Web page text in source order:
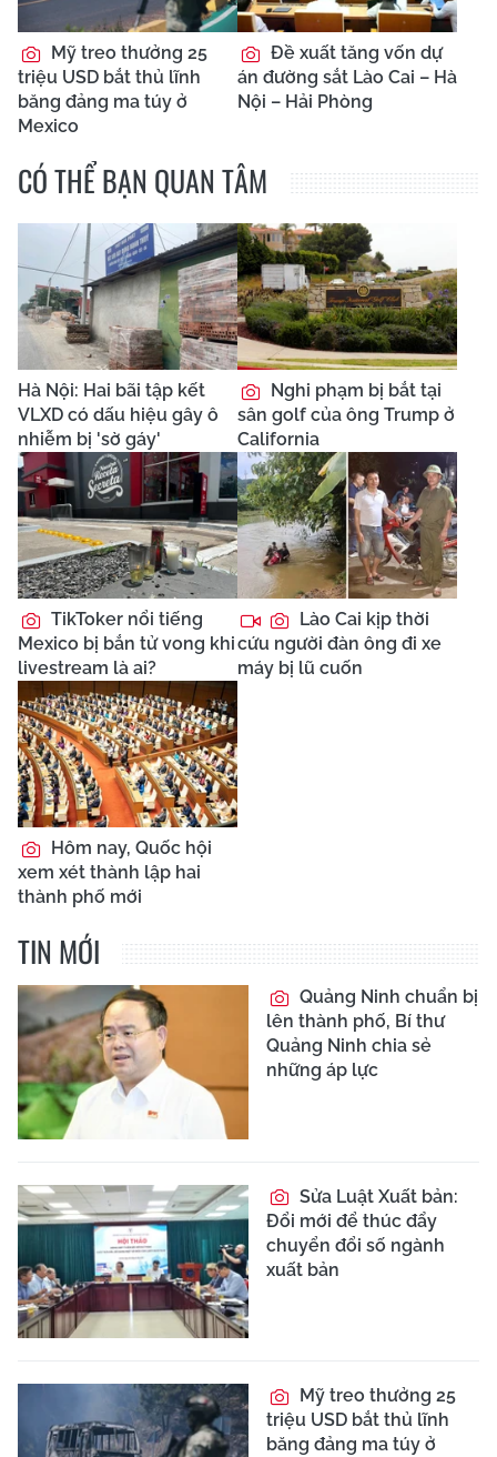
Mỹ treo thưởng 25
triệu USD bắt thủ lĩnh
băng đảng ma túy ở
Mexico
Đề xuất tăng vốn dự
án đường sắt Lào Cai – Hà
Nội – Hải Phòng
CÓ THỂ BẠN QUAN TÂM
Hà Nội: Hai bãi tập kết
VLXD có dấu hiệu gây ô
nhiễm bị 'sờ gáy'
Nghi phạm bị bắt tại
sân golf của ông Trump ở
California
TikToker nổi tiếng
Mexico bị bắn tử vong khi
livestream là ai?
Lào Cai kịp thời
cứu người đàn ông đi xe
máy bị lũ cuốn
Hôm nay, Quốc hội
xem xét thành lập hai
thành phố mới
TIN MỚI
Quảng Ninh chuẩn bị
lên thành phố, Bí thư
Quảng Ninh chia sẻ
những áp lực
Sửa Luật Xuất bản:
Đổi mới để thúc đẩy
chuyển đổi số ngành
xuất bản
Mỹ treo thưởng 25
triệu USD bắt thủ lĩnh
băng đảng ma túy ở